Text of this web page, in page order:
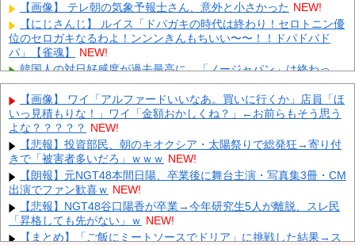
【画像】 テレ朝の気象予報士さん、意外と小さかった NEW!
【にじさんじ】 ルイス「ドパガキの時代は終わり！セロトニン優
位のセロガキなるわよ！ンンンきんもちいい〜〜！！ドパドパド
パ」【雀魂】
NEW!
韓国人の対日好感度が過去最高に、「ノージャパン」は終わっ
た？＝ネット「中国より100倍いい」 NEW!
【朗報】 消費減税、閣議決定 来年4月から2年間1％に NEW!
【予算100万】 市長「特定外来生物クビアカは気持ち悪い虫だし
そんな需要ないと思う」1匹300円相当の報奨金→初日に42万取られ
焦り NEW!
中国「大洪水！」中国ダム「決壊」地元民「公式発表より死者多
い！」中国政府「住民拘束！（安否不明」中国当局「救助隊動画も
削除」台風13号「三峡ダム接近中」→
【正論】 有吉「『俺テレビ見ない』って言う奴おかしいだろ。団
子屋で『団子食べない』って言うか？」
【画像】 ワイ「アルファードいいなあ。買いに行くか」店員「ほ
いっ見積もりな！」ワイ「金額おかしくね？」←お前らもそう思う
よな？？？？？ NEW!
【悲報】投資部民、朝のキオクシア・太陽祭りで総発狂→寄り付
きで「被害者多いだろ」ｗｗｗ NEW!
【朗報】元NGT48本間日陽、卒業後に舞台主演・写真集3冊・CM
出演でファン歓喜ｗ NEW!
【悲報】NGT48谷口陽香が卒業→今年研究生5人が離脱、スレ民
「昇格しても先がない」ｗ NEW!
【まとめ】「ご飯にミートソースでドリア」に挑戦した結果→ス